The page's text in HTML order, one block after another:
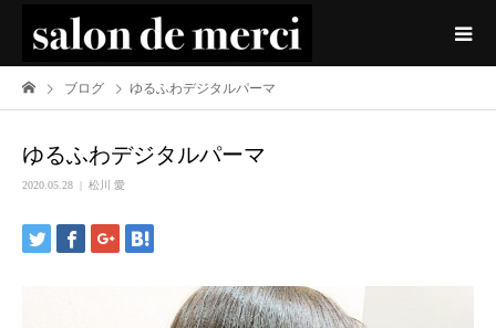
ブログ ゆるふわデジタルパーマ
ゆるふわデジタルパーマ
2020.05.28 松川 愛